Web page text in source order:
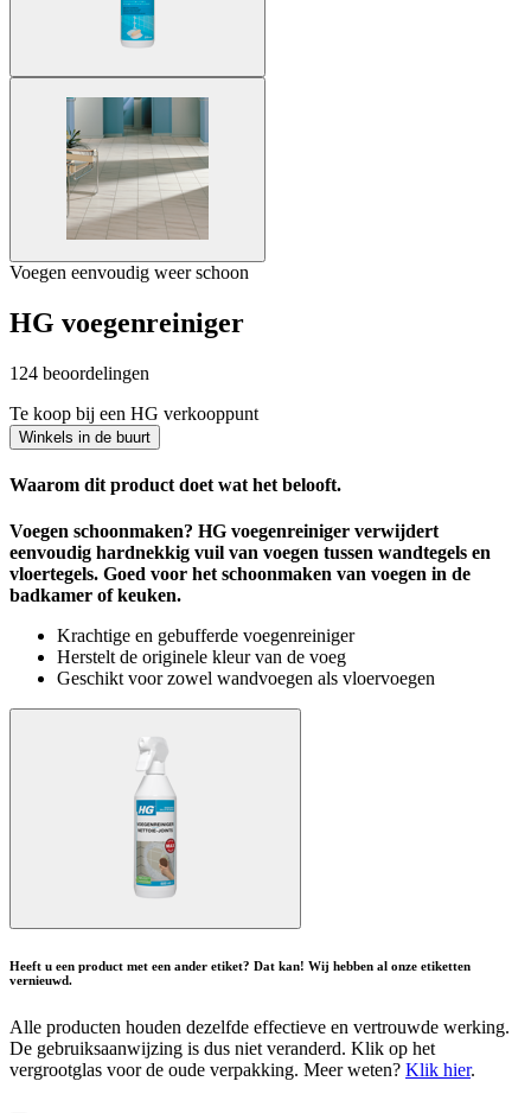
Voegen eenvoudig weer schoon
HG voegenreiniger
124 beoordelingen
Te koop bij een HG verkooppunt
Winkels in de buurt
Waarom dit product doet wat het belooft.
Voegen schoonmaken? HG voegenreiniger verwijdert
eenvoudig hardnekkig vuil van voegen tussen wandtegels en
vloertegels. Goed voor het schoonmaken van voegen in de
badkamer of keuken.
Krachtige en gebufferde voegenreiniger
Herstelt de originele kleur van de voeg
Geschikt voor zowel wandvoegen als vloervoegen
Heeft u een product met een ander etiket? Dat kan! Wij hebben al onze etiketten
vernieuwd.
Alle producten houden dezelfde effectieve en vertrouwde werking.
De gebruiksaanwijzing is dus niet veranderd. Klik op het
vergrootglas voor de oude verpakking. Meer weten? Klik hier.